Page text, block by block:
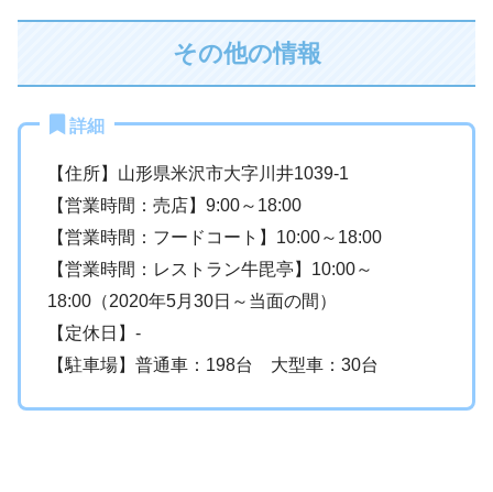
その他の情報
詳細
【住所】山形県米沢市大字川井1039-1
【営業時間：売店】9:00～18:00
【営業時間：フードコート】10:00～18:00
【営業時間：レストラン牛毘亭】10:00～
18:00（2020年5月30日～当面の間）
【定休日】-
【駐車場】普通車：198台 大型車：30台